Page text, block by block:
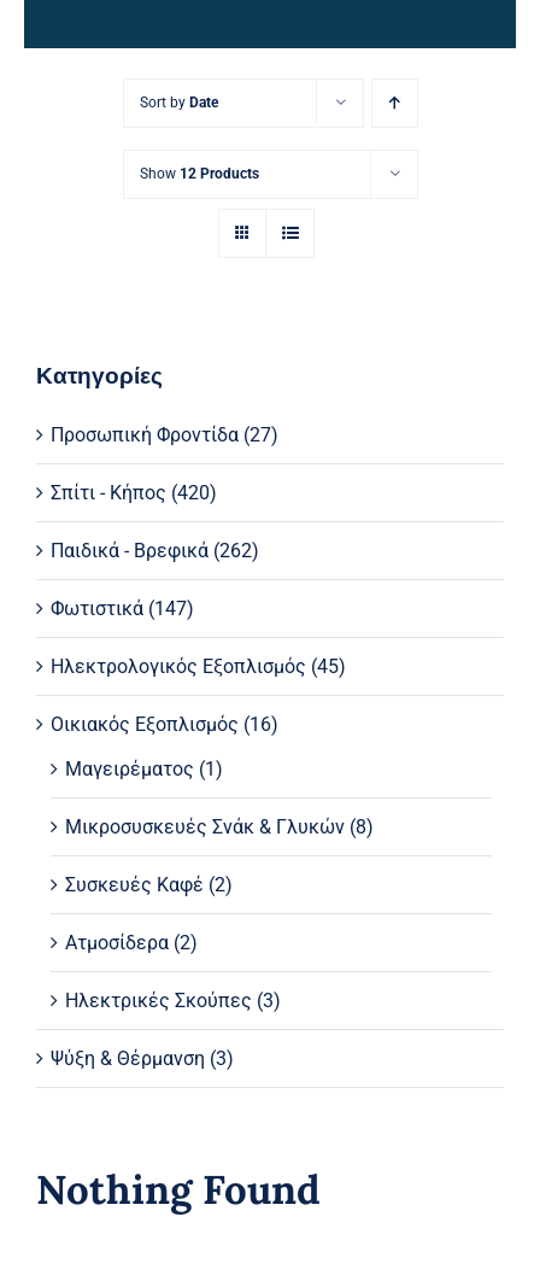
Sort by Date
Show 12 Products
Κατηγορίες
Προσωπική Φροντίδα (27)
Σπίτι - Κήπος (420)
Παιδικά - Βρεφικά (262)
Φωτιστικά (147)
Ηλεκτρολογικός Εξοπλισμός (45)
Οικιακός Εξοπλισμός (16)
Μαγειρέματος (1)
Μικροσυσκευές Σνάκ & Γλυκών (8)
Συσκευές Καφέ (2)
Ατμοσίδερα (2)
Ηλεκτρικές Σκούπες (3)
Ψύξη & Θέρμανση (3)
Nothing Found